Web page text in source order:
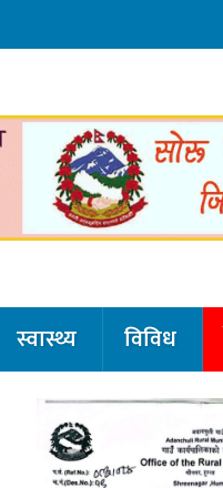
स्वास्थ्य विविध